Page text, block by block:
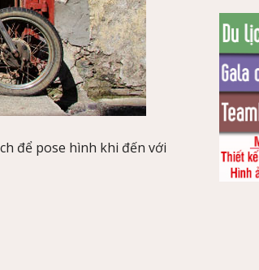
để pose hình khi đến với